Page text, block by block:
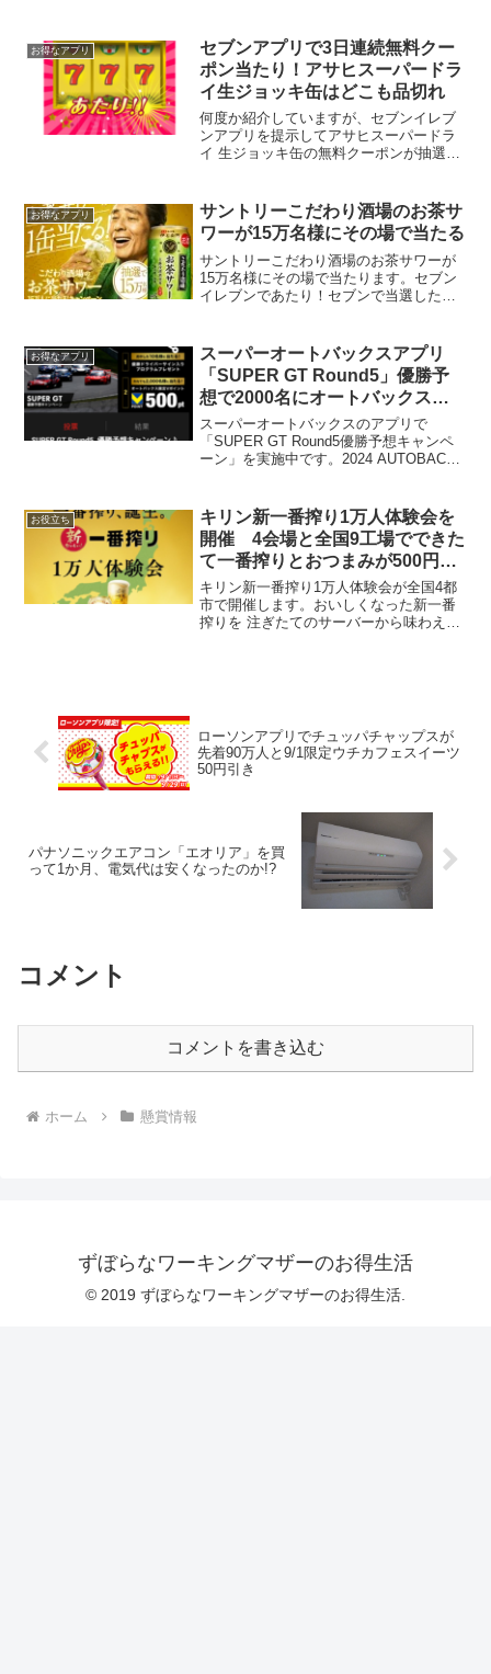
らスギ薬局のスギIDとパスワードでログ
イ...
お得なアプリ
セブンアプリで3日連続無料クー
ポン当たり！アサヒスーパードラ
イ生ジョッキ缶はどこも品切れ
何度か紹介していますが、セブンイレブ
ンアプリを提示してアサヒスーパードラ
イ 生ジョッキ缶の無料クーポンが抽選で
でこちらの抽選に毎日挑戦しています。
直近数日、朝に...
お得なアプリ
サントリーこだわり酒場のお茶サ
ワーが15万名様にその場で当たる
サントリーこだわり酒場のお茶サワーが
15万名様にその場で当たります。セブン
イレブンであたり！セブンで当選した方
（火）9:00～2024年9月9日（月）23:59
は...
お得なアプリ
スーパーオートバックスアプリ
「SUPER GT Round5」優勝予
想で2000名にオートバックス限
定Vポイント500ptが当たる
スーパーオートバックスのアプリで
「SUPER GT Round5優勝予想キャンペ
ーン」を実施中です。2024 AUTOBACS
抽選で10名に「優...
お役立ち
キリン新一番搾り1万人体験会を
開催 4会場と全国9工場でできた
て一番搾りとおつまみが500円で
体験できる
キリン新一番搾り1万人体験会が全国4都
市で開催します。おいしくなった新一番
搾りを 注ぎたてのサーバーから味わえま
ローソンアプリでチュッパチャップスが
先着90万人と9/1限定ウチカフェスイーツ
50円引き
パナソニックエアコン「エオリア」を買
って1か月、電気代は安くなったのか!?
コメント
コメントを書き込む
ホーム 懸賞情報
ずぼらなワーキングマザーのお得生活
© 2019 ずぼらなワーキングマザーのお得生活.